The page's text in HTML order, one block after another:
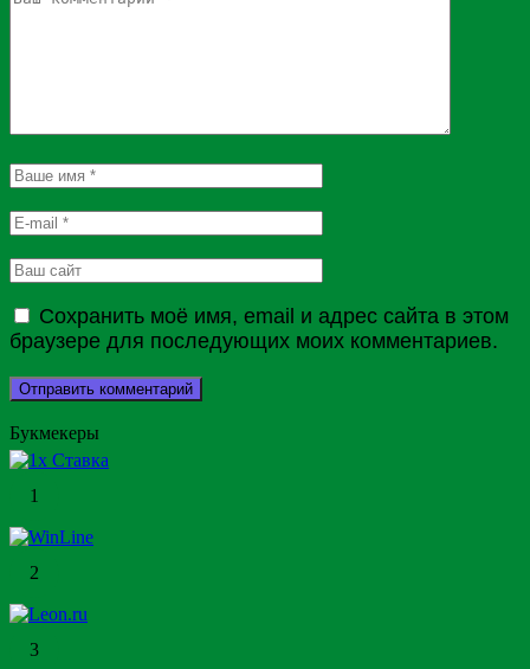
Сохранить моё имя, email и адрес сайта в этом
браузере для последующих моих комментариев.
Букмекеры
1
2
3